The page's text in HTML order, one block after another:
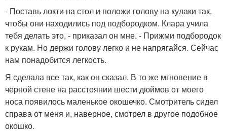
- Поставь локти на стол и положи голову на кулаки так,
чтобы они находились под подбородком. Клара учила
тебя делать это, - приказал он мне. - Прижми подбородок
к рукам. Но держи голову легко и не напрягайся. Сейчас
нам понадобится легкость.
Я сделала все так, как он сказал. В то же мгновение в
черной стене на расстоянии шести дюймов от моего
носа появилось маленькое окошечко. Смотритель сидел
справа от меня и, наверное, смотрел в другое подобное
окошко.